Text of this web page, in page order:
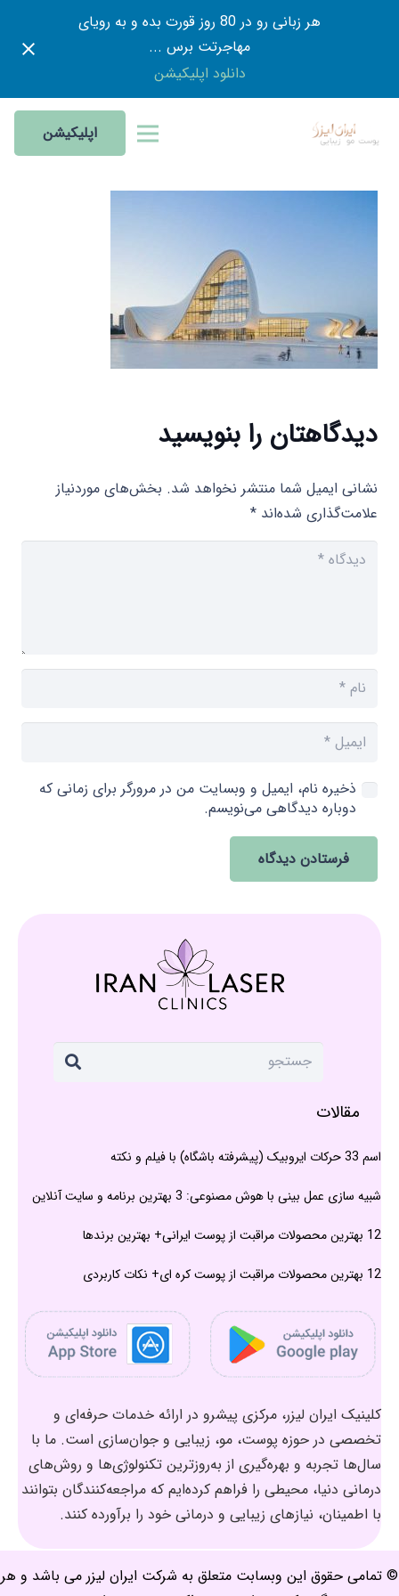
هر زبانی رو در 80 روز قورت بده و به رویای
مهاجرتت برس ...
دانلود اپلیکیشن
اپلیکیشن
دیدگاهتان را بنویسید
نشانی ایمیل شما منتشر نخواهد شد. بخش‌های موردنیاز
علامت‌گذاری شده‌اند *
ذخیره نام، ایمیل و وبسایت من در مرورگر برای زمانی که
دوباره دیدگاهی می‌نویسم.
فرستادن دیدگاه
مقالات
اسم 33 حرکات ایروبیک (پیشرفته باشگاه) با فیلم و نکته
شبیه سازی عمل بینی با هوش مصنوعی: 3 بهترین برنامه و سایت آنلاین
12 بهترین محصولات مراقبت از پوست ایرانی+ بهترین برندها
12 بهترین محصولات مراقبت از پوست کره ای+ نکات کاربردی
کلینیک ایران لیزر، مرکزی پیشرو در ارائه خدمات حرفه‌ای و
تخصصی در حوزه پوست، مو، زیبایی و جوان‌سازی است. ما با
سال‌ها تجربه و بهره‌گیری از به‌روزترین تکنولوژی‌ها و روش‌های
درمانی دنیا، محیطی را فراهم کرده‌ایم که مراجعه‌کنندگان بتوانند
با اطمینان، نیازهای زیبایی و درمانی خود را برآورده کنند.
© تمامی حقوق این وبسابت متعلق به شرکت ایران لیزر می باشد و هر